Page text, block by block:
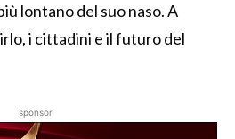
lontano del suo naso. A
i cittadini e il futuro del
sponsor